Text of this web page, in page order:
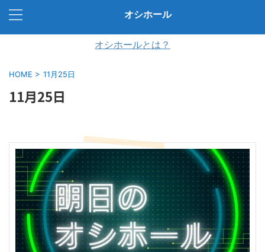
オシホール
オシホールとは？
HOME > 11月25日
11月25日